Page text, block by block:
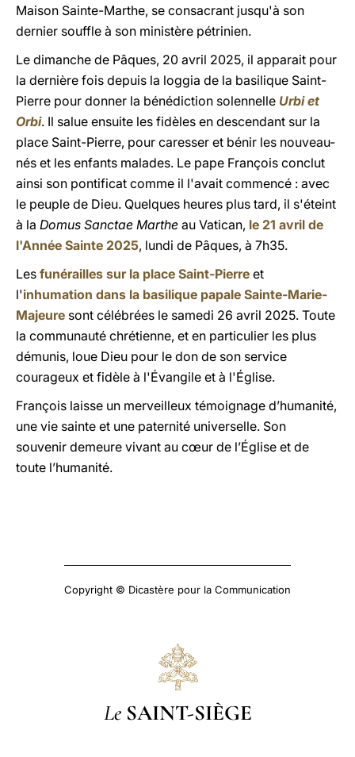
Maison Sainte-Marthe, se consacrant jusqu'à son
dernier souffle à son ministère pétrinien.
Le dimanche de Pâques, 20 avril 2025, il apparait pour
la dernière fois depuis la loggia de la basilique Saint-
Pierre pour donner la bénédiction solennelle Urbi et
Orbi. Il salue ensuite les fidèles en descendant sur la
place Saint-Pierre, pour caresser et bénir les nouveau-
nés et les enfants malades. Le pape François conclut
ainsi son pontificat comme il l'avait commencé : avec
le peuple de Dieu. Quelques heures plus tard, il s'éteint
à la Domus Sanctae Marthe au Vatican, le 21 avril de
l'Année Sainte 2025, lundi de Pâques, à 7h35.
Les funérailles sur la place Saint-Pierre et
l'inhumation dans la basilique papale Sainte-Marie-
Majeure sont célébrées le samedi 26 avril 2025. Toute
la communauté chrétienne, et en particulier les plus
démunis, loue Dieu pour le don de son service
courageux et fidèle à l'Évangile et à l'Église.
François laisse un merveilleux témoignage d’humanité,
une vie sainte et une paternité universelle. Son
souvenir demeure vivant au cœur de l’Église et de
toute l’humanité.
Copyright © Dicastère pour la Communication
Le SAINT-SIÈGE